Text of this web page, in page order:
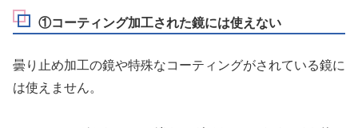
①コーティング加工された鏡には使えない
曇り止め加工の鏡や特殊なコーティングがされている鏡に
は使えません。